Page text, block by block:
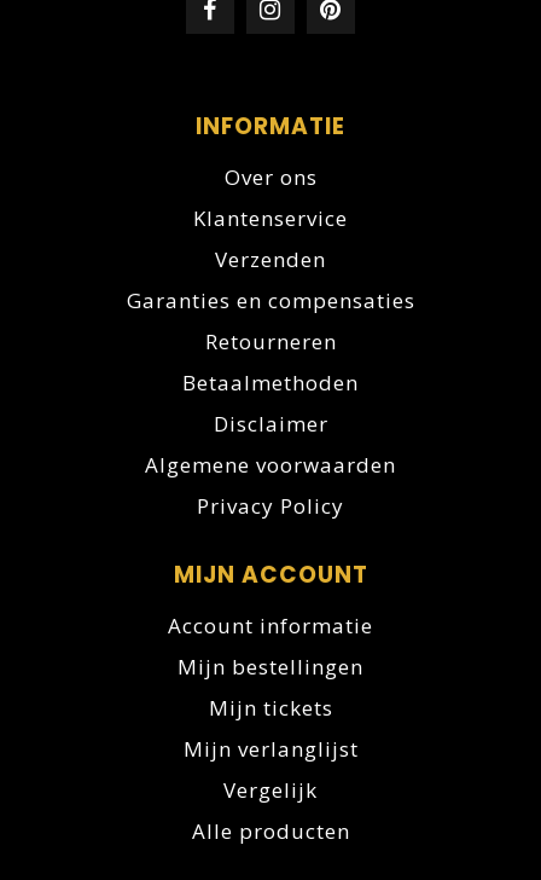
wijnklimaatkast uitgebreide LED verlichting
INFORMATIE
Over ons
Klantenservice
Verzenden
Garanties en compensaties
Retourneren
Betaalmethoden
Disclaimer
Algemene voorwaarden
Privacy Policy
MIJN ACCOUNT
Account informatie
Mijn bestellingen
Mijn tickets
Mijn verlanglijst
Vergelijk
Alle producten